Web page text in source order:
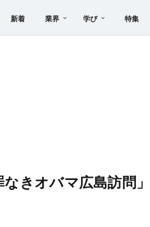
新着 業界 学び 特集
きオバマ広島訪問